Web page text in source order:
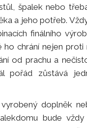
špalek nebo
a jeho potřeb.
finálního
chrání nejen
od prachu a
pořád zůstává
doplněk
bude